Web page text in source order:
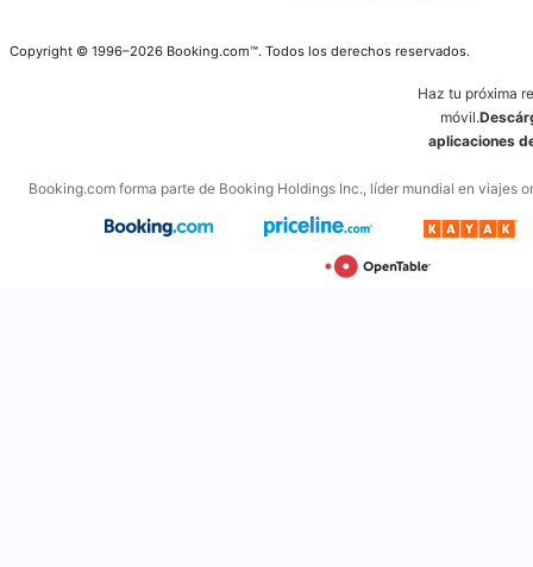
Copyright © 1996–2026 Booking.com™. Todos los derechos reservados.
Haz tu próxima
móvil.
aplicaciones
Booking.com forma parte de Booking Holdings Inc., líder mundial en viajes